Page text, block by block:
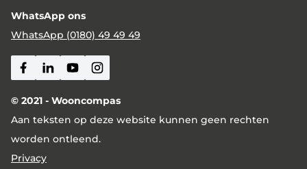
WhatsApp ons
WhatsApp (0180) 49 49 49
Facebook
Linkedin
YoutubeInstagram
© 2021 - Wooncompas
Aan teksten op deze website kunnen geen rechten
worden ontleend.
Privacy